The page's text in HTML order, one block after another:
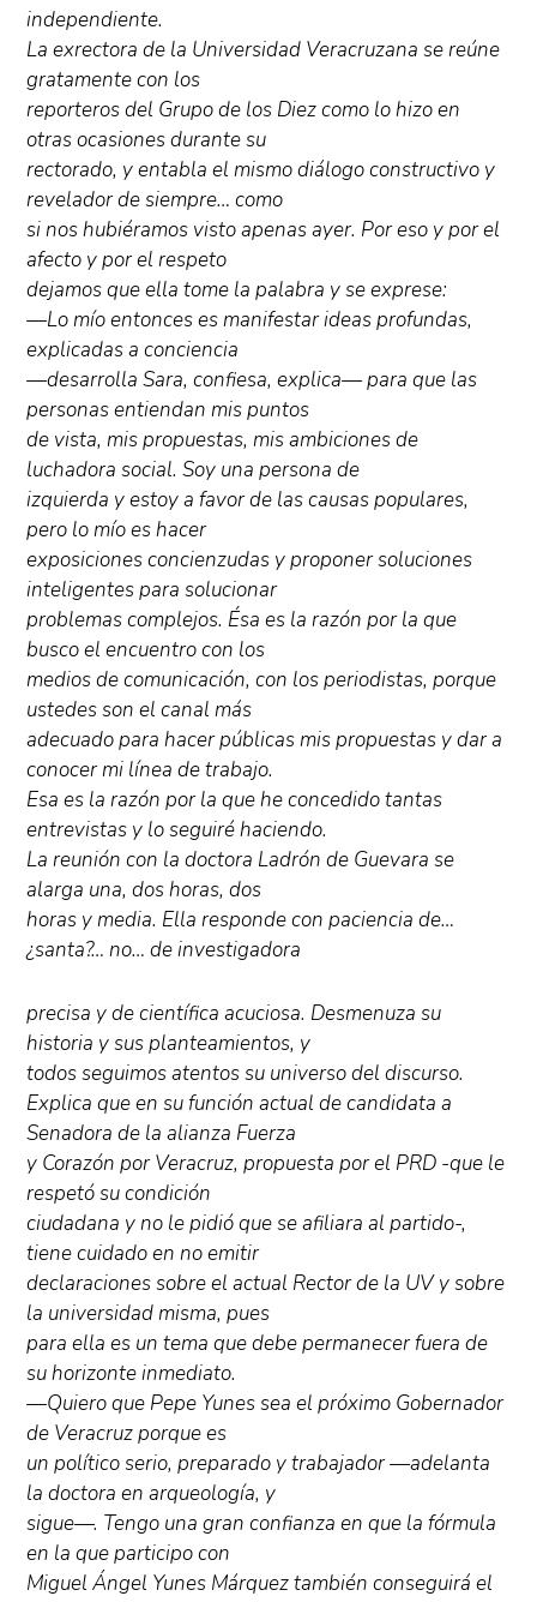
independiente.
La exrectora de la Universidad Veracruzana se reúne
gratamente con los
reporteros del Grupo de los Diez como lo hizo en
otras ocasiones durante su
rectorado, y entabla el mismo diálogo constructivo y
revelador de siempre… como
si nos hubiéramos visto apenas ayer. Por eso y por el
afecto y por el respeto
dejamos que ella tome la palabra y se exprese:
—Lo mío entonces es manifestar ideas profundas,
explicadas a conciencia
—desarrolla Sara, confiesa, explica— para que las
personas entiendan mis puntos
de vista, mis propuestas, mis ambiciones de
luchadora social. Soy una persona de
izquierda y estoy a favor de las causas populares,
pero lo mío es hacer
exposiciones concienzudas y proponer soluciones
inteligentes para solucionar
problemas complejos. Ésa es la razón por la que
busco el encuentro con los
medios de comunicación, con los periodistas, porque
ustedes son el canal más
adecuado para hacer públicas mis propuestas y dar a
conocer mi línea de trabajo.
Esa es la razón por la que he concedido tantas
entrevistas y lo seguiré haciendo.
La reunión con la doctora Ladrón de Guevara se
alarga una, dos horas, dos
horas y media. Ella responde con paciencia de…
¿santa?… no… de investigadora
precisa y de científica acuciosa. Desmenuza su
historia y sus planteamientos, y
todos seguimos atentos su universo del discurso.
Explica que en su función actual de candidata a
Senadora de la alianza Fuerza
y Corazón por Veracruz, propuesta por el PRD -que le
respetó su condición
ciudadana y no le pidió que se afiliara al partido-,
tiene cuidado en no emitir
declaraciones sobre el actual Rector de la UV y sobre
la universidad misma, pues
para ella es un tema que debe permanecer fuera de
su horizonte inmediato.
—Quiero que Pepe Yunes sea el próximo Gobernador
de Veracruz porque es
un político serio, preparado y trabajador —adelanta
la doctora en arqueología, y
sigue—. Tengo una gran confianza en que la fórmula
en la que participo con
Miguel Ángel Yunes Márquez también conseguirá el